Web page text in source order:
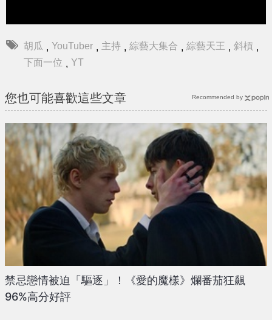
胡瓜 , YouTuber , 主持 , 綜藝大集合 , 綜藝天王 , 斜槓 ,
下面一位 , YT
您也可能喜歡這些文章
禁忌戀情被迫「驅逐」！《愛的魔樣》爛番茄狂飆
96%高分好評
Recommended by